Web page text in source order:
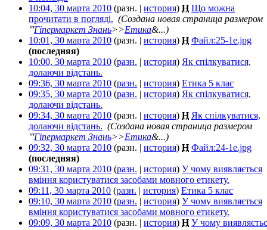
10:04, 30 марта 2010 (разн. | история) Н Що можна
прочитати в погляді. (Создана новая страница размером
'''Гіпермаркет Знань>>Етика&...)
10:01, 30 марта 2010 (разн. | история) Н Файл:25-1e.jpg
(последняя)
10:00, 30 марта 2010 (разн. | история) Як спілкуватися,
долаючи відстань.
09:36, 30 марта 2010 (разн. | история) Етика 5 клас
09:35, 30 марта 2010 (разн. | история) Як спілкуватися,
долаючи відстань.
09:34, 30 марта 2010 (разн. | история) Н Як спілкуватися,
долаючи відстань. (Создана новая страница размером
'''Гіпермаркет Знань>>Етика&...)
09:32, 30 марта 2010 (разн. | история) Н Файл:24-1e.jpg
(последняя)
09:31, 30 марта 2010 (разн. | история) У чому виявляється
вміння користуватися засобами мовного етикету.
09:11, 30 марта 2010 (разн. | история) Етика 5 клас
09:10, 30 марта 2010 (разн. | история) У чому виявляється
вміння користуватися засобами мовного етикету.
09:09, 30 марта 2010 (разн. | история) Н У чому